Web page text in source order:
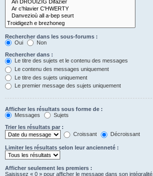
Rechercher dans les sous-forums :
Oui
Non
Rechercher dans :
Le titre des sujets et le contenu des messages
Le contenu des messages uniquement
Le titre des sujets uniquement
Le premier message des sujets uniquement
Afficher les résultats sous forme de :
Messages
Sujets
Trier les résultats par :
Croissant
Décroissant
Limiter les résultats selon leur ancienneté :
Afficher seulement les premiers :
Saisissez « 0 » pour afficher le message dans son intégralité.